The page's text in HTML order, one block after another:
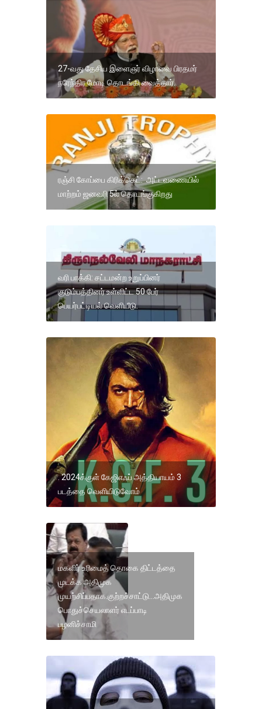
27-வது தேசிய இளைஞர் விழாவை பிரதமர்
நரேந்திர மோடி தொடங்கி வைத்தார்.
ரஞ்சி கோப்பை கிரிக்கெட்: அட்டவணையில்
மாற்றம் ஜனவரி 5ல் தொடங்குகிறது
வரி பாக்கி: சட்டமன்ற உறுப்பினர்
குடும்பத்தினர் உள்ளிட்ட 50 பேர்
பெயர்பட்டியல் வெளியீடு.
. 2024க்குள் கேஜிஎஃப் அத்தியாயம் 3
படத்தை வெளியிடுவோம்
மகளிர் உரிமைத் தொகை திட்டத்தை
முடக்க அதிமுக
முயற்சிப்பதாக.குற்றச்சாட்டு...அதிமுக
பொதுச்செயலாளர் எடப்பாடி
பழனிச்சாமி